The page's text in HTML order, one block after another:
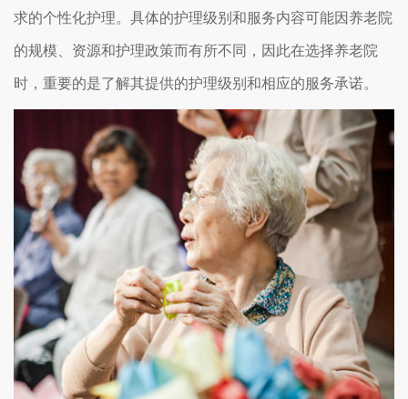
求的个性化护理。具体的护理级别和服务内容可能因养老院
的规模、资源和护理政策而有所不同，因此在选择养老院
时，重要的是了解其提供的护理级别和相应的服务承诺。